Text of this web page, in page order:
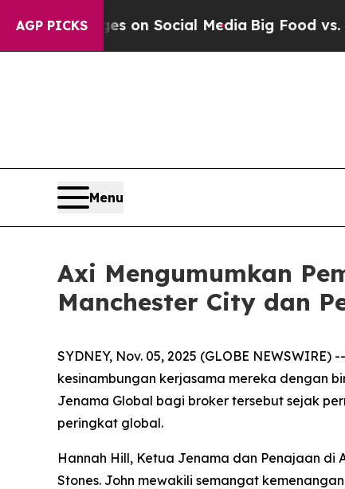
AGP PICKS
Messages on Social MediaBig Food vs. The
Menu
Axi Mengumumkan
Manchester City dan
SYDNEY, Nov. 05, 2025 (GLOBE
kesinambungan kerjasama mereka dengan
Jenama Global bagi broker tersebut sejak
peringkat global.
Hannah Hill, Ketua Jenama dan Penajaan di
Stones. John mewakili semangat